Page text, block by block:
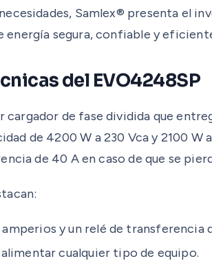
Samlex® presenta el
energía segura, confiable y
del EVO4248SP
cargador de fase dividida que
de 4200 W a 230 Vca y 2100
de 40 A en caso de que se
y un relé de transferencia
cualquier tipo de equipo.